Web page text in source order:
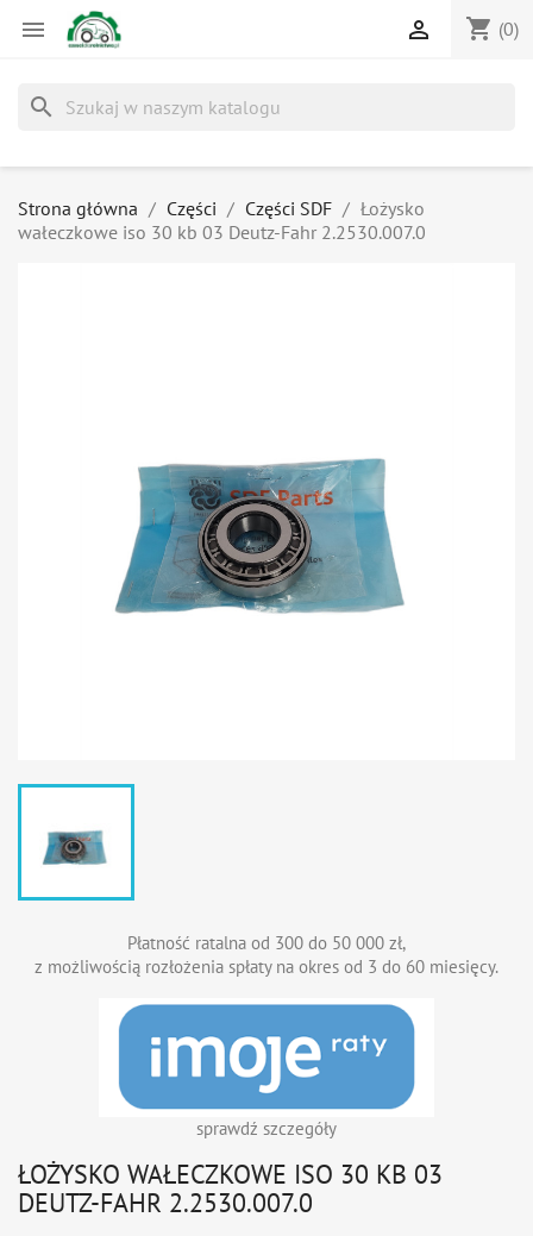
 shopping_cart (0)

search
Strona główna Części Części SDF
Łożysko
wałeczkowe iso 30 kb 03 Deutz-Fahr 2.2530.007.0
Płatność ratalna od 300 do 50 000 zł,
z możliwością rozłożenia spłaty na okres od 3 do 60 miesięcy.
sprawdź szczegóły
ŁOŻYSKO WAŁECZKOWE ISO 30 KB 03
DEUTZ-FAHR 2.2530.007.0